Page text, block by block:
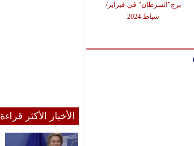
برج"السرطان" في فبراير/
شباط 2024
الأخبار الأكثر قراءة